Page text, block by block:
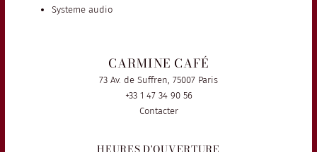
Systeme audio
CARMINE CAFÉ
73 Av. de Suffren, 75007 Paris
+33 1 47 34 90 56
Contacter